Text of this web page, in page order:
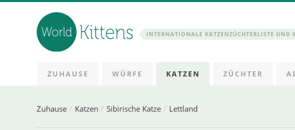
INTERNATIONALE KATZENZÜCHTERLISTE UND
ZUHAUSE WÜRFE KATZEN ZÜCHTER
Zuhause Katzen Sibirische Katze Lettland